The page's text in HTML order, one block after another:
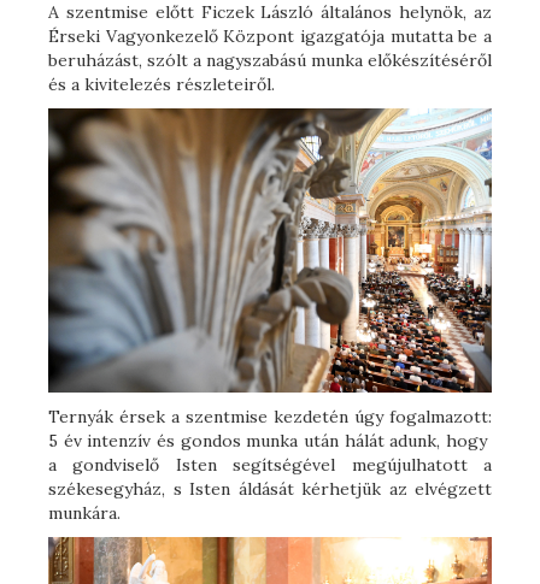
A szentmise előtt Ficzek László általános helynök, az
Érseki Vagyonkezelő Központ igazgatója mutatta be a
beruházást, szólt a nagyszabású munka előkészítéséről
és a kivitelezés részleteiről.
Ternyák érsek a szentmise kezdetén úgy fogalmazott:
5 év intenzív és gondos munka után hálát adunk, hogy
a gondviselő Isten segítségével megújulhatott a
székesegyház, s Isten áldását kérhetjük az elvégzett
munkára.